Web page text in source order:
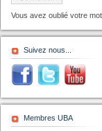
Vous avez oublié votre
Suivez nous...
Membres UBA